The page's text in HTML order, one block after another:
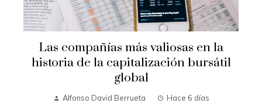
Las compañías más valiosas en la
historia de la capitalización bursátil
global
Alfonso David Berrueta Hace 6 días